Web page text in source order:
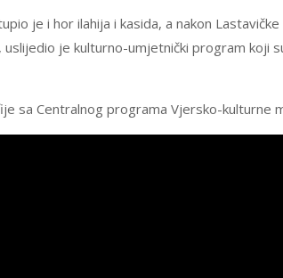
je i hor ilahija i kasida, a nakon
uslijedio je kulturno-umjetnički program koji
sa Centralnog programa Vjersko-kulturne